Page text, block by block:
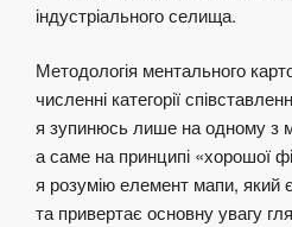
індустріального селища.
Методологія ментального
численні категорії
я зупинюсь лише на одному з
а саме на принципі «хорошої
я розумію елемент мапи, який
та привертає основну увагу